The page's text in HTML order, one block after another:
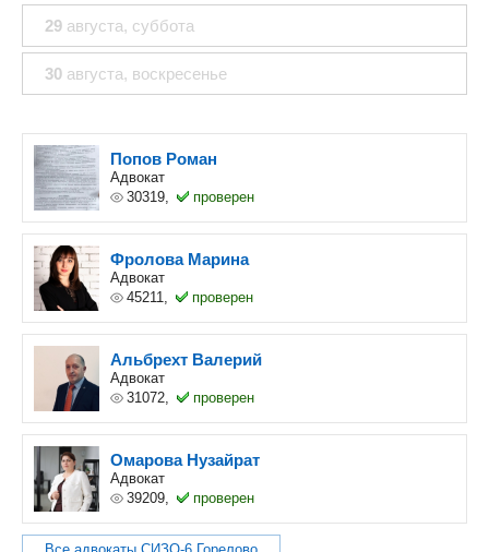
29 августа, суббота
30 августа, воскресенье
Попов Роман
Адвокат
30319,
проверен
Фролова Марина
Адвокат
45211,
проверен
Альбрехт Валерий
Адвокат
31072,
проверен
Омарова Нузайрат
Адвокат
39209,
проверен